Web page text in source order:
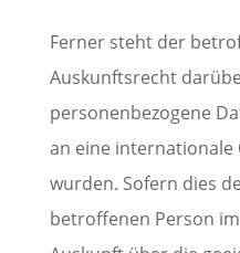
Ferner steht der
Auskunftsrecht
personenbezogene
an eine
wurden. Sofern dies
betroffenen Person